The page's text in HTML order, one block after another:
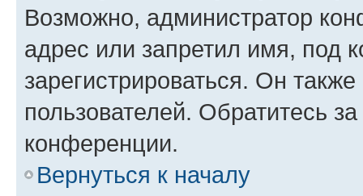
Возможно, администратор
адрес или запретил имя, под
зарегистрироваться. Он
пользователей. Обратитесь
конференции.
Вернуться к началу